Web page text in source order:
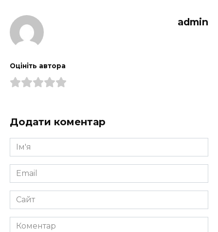
admin
Оцініть автора
Додати коментар
Ім'я
*
Email
*
Сайт
Коментар